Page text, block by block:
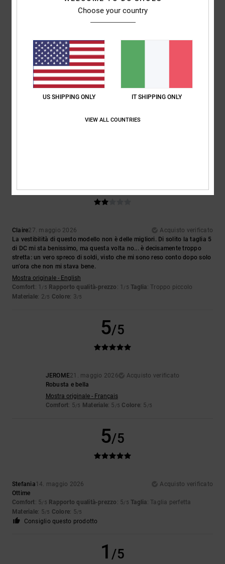
Consiglio questo prodotto
2
Claire27. maggio 2026
Acquisto verificato
La vestibilità di questo modello non è delle migliori. Di solito la taglia 5
di DC mi sta benissimo, ma questa volta no... è decisamente troppo
stretta: un vero spreco di soldi, visto che mi sono reso conto dopo solo
un’ora che non mi stava bene.
Mostra originale - English
Comfort: 1 /5 Rapporto qualità-prezzo : 1 /5 Taglia: Troppo piccolo
Materiale: 2/5 Colore: 3/5
5/5
JEROME21. maggio 2026
Acquisto verificato
Robusta e bella
Mostra originale - Français
Comfort: 5/5 Materiale: 5 /5 Colore: 5 /5
5/5
Stefania14. maggio 2026
Acquisto verificato
Ottime
Comfort: 5/5 Rapporto qualità-prezzo : 5/5 Taglia: Taglia perfetta
Materiale: 5/5 Colore: 5/5
Consiglio questo prodotto
1 /5
Choose your country
US SHIPPING ONLY IT SHIPPING ONLY
VIEW ALL COUNTRIES